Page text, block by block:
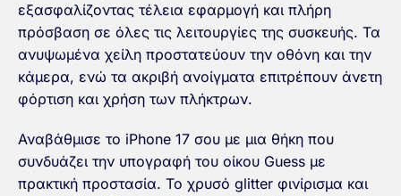
εξασφαλίζοντας τέλεια εφαρμογή και πλήρη
πρόσβαση σε όλες τις λειτουργίες της συσκευής. Τα
ανυψωμένα χείλη προστατεύουν την οθόνη και την
κάμερα, ενώ τα ακριβή ανοίγματα επιτρέπουν άνετη
φόρτιση και χρήση των πλήκτρων.
Αναβάθμισε το iPhone 17 σου με μια θήκη που
συνδυάζει την υπογραφή του οίκου Guess με
πρακτική προστασία. Το χρυσό glitter φινίρισμα και